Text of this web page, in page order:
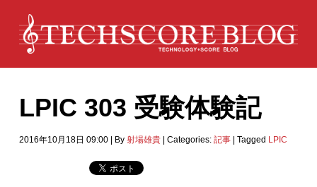
LPIC 303 受験体験記
2016年10月18日 09:00 By 射場雄貴 Categories: 記事 Tagged LPIC